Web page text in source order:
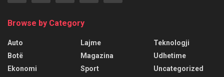
Browse by Category
Auto
Botë
Ekonomi
Lajme
Magazina
Sport
Teknologji
Udhetime
Uncategorized